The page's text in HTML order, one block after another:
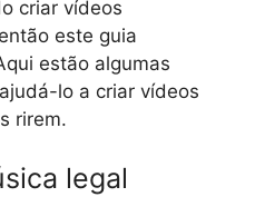
criar vídeos
este guia
estão algumas
lo a criar vídeos
rirem.
legal